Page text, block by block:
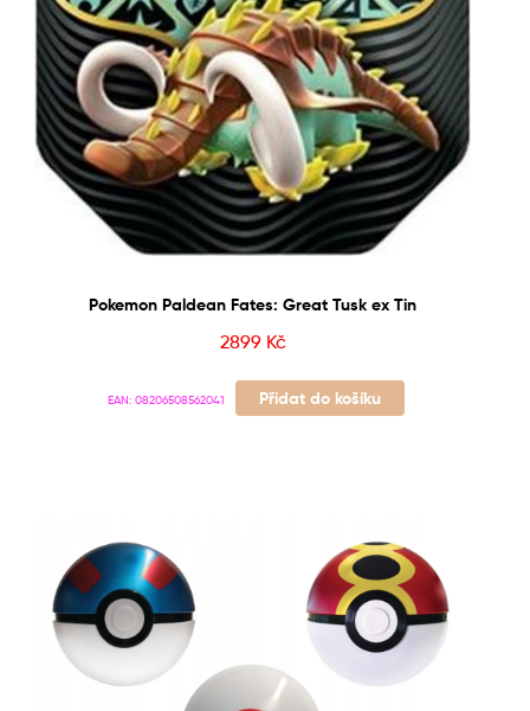
Pokemon Paldean Fates: Great Tusk ex Tin
2899 Kč
EAN: 08206508562041 Přidat do košíku